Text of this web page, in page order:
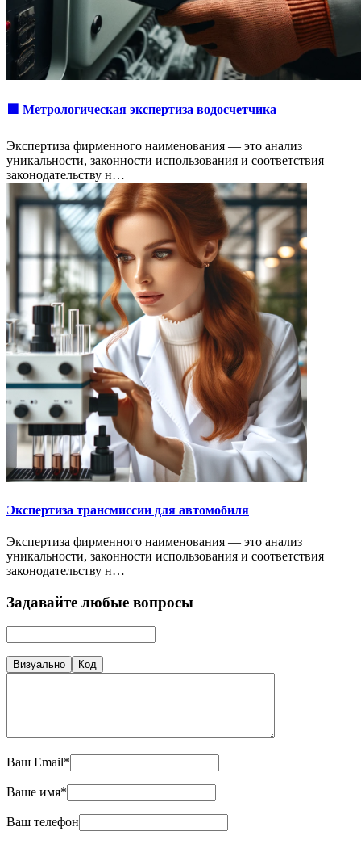
🟩 Метрологическая экспертиза водосчетчика
Экспертиза фирменного наименования — это анализ
уникальности, законности использования и соответствия
законодательству н…
Экспертиза трансмиссии для автомобиля
Экспертиза фирменного наименования — это анализ
уникальности, законности использования и соответствия
законодательству н…
Задавайте любые вопросы
Визуально Код
Ваш Email*
Ваше имя*
Ваш телефон